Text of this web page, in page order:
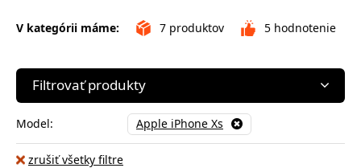
V kategórii máme: 7 produktov 5 hodnotenie
Filtrovať produkty
Model: Apple iPhone Xs
zrušiť všetky filtre